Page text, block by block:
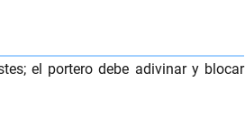
el portero debe adivinar y blocar